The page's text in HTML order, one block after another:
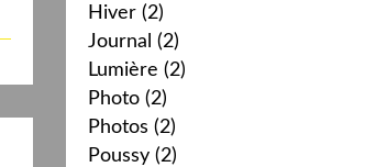
Hiver (2)
Journal (2)
Lumière (2)
Photo (2)
Photos (2)
Poussy (2)